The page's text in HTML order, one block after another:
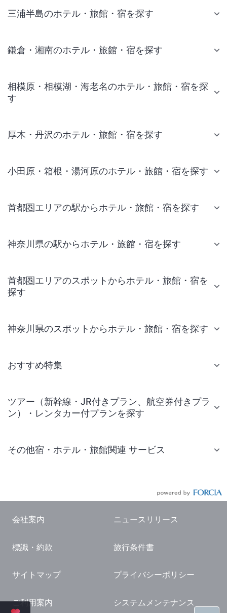
三浦半島のホテル・旅館・宿を探す
鎌倉・湘南のホテル・旅館・宿を探す
相模原・相模湖・海老名のホテル・旅館・宿を探
す
厚木・丹沢のホテル・旅館・宿を探す
小田原・箱根・湯河原のホテル・旅館・宿を探す
首都圏エリアの駅からホテル・旅館・宿を探す
神奈川県の駅からホテル・旅館・宿を探す
首都圏エリアのスポットからホテル・旅館・宿を
探す
神奈川県のスポットからホテル・旅館・宿を探す
おすすめ特集
ツアー（新幹線・JR付きプラン、航空券付きプラ
ン）・レンタカー付プランを探す
その他宿・ホテル・旅館関連 サービス
国内観光ガイド
旅行・観光情報
会社案内 ニュースリリース
標識・約款 旅行条件書
サイトマップ プライバシーポリシー
ご利用案内 システムメンテナンス